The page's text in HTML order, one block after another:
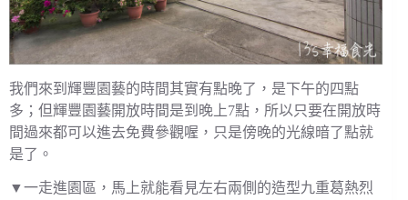
我們來到輝豐園藝的時間其實有點晚了，是下午的四點
多；但輝豐園藝開放時間是到晚上7點，所以只要在開放時
間過來都可以進去免費參觀喔，只是傍晚的光線暗了點就
是了。
▼一走進園區，馬上就能看見左右兩側的造型九重葛熱烈